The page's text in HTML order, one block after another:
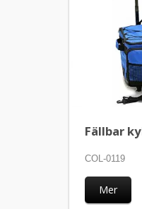
Fällbar
COL-0119
Mer